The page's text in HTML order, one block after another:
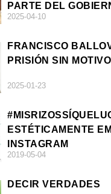
PARTE DEL
2025-04-10
FRANCISCO
PRISIÓN SIN
2025-01-23
ESTÉTICAMENTE
INSTAGRAM
2019-05-04
DECIR VERDADES